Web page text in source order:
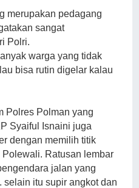
merupakan pedagang
sangat
Polri.
warga yang tidak
bisa rutin digelar kalau
Polres Polman yang
Syaiful Isnaini juga
dengan memilih titik
Ratusan lembar
jalan yang
selain itu supir angkot dan